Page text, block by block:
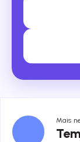
Mais
Tempo